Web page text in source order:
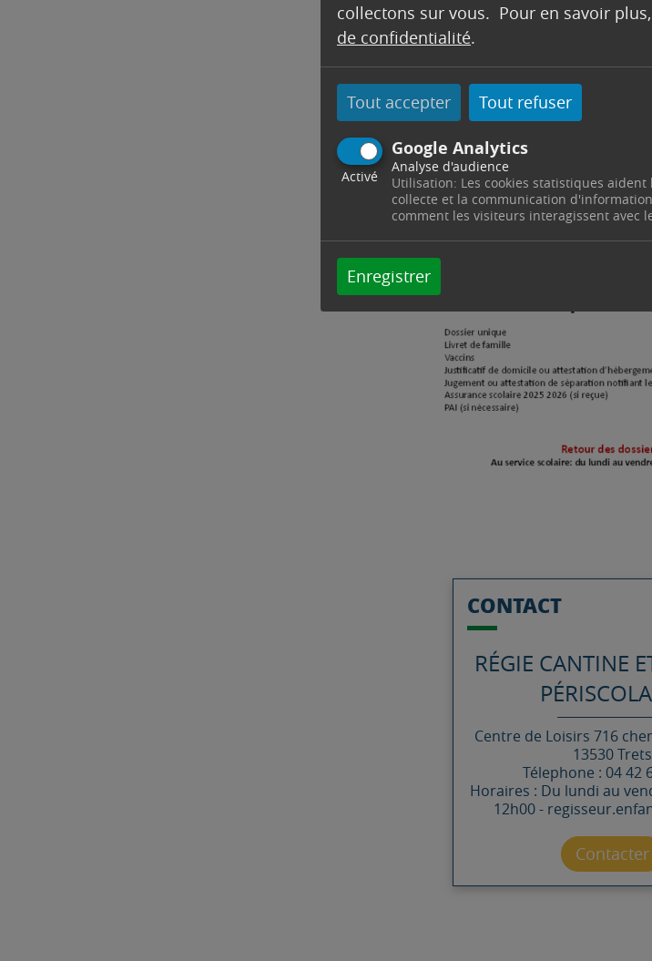
collectons sur vous. Pour en savoir
de confidentialité.
Tout accepter Tout refuser
Google Analytics
Activé
Analyse d'audience
Utilisation: Les cookies statistiques
collecte et la communication
comment les visiteurs interagissent avec
Enregistrer
CONTACT
RÉGIE CANTINE
Centre de Loisirs 716
13530 Trets
Télephone : 04 42
Horaires : Du lundi au
12h00 -
Contacter
Contacter